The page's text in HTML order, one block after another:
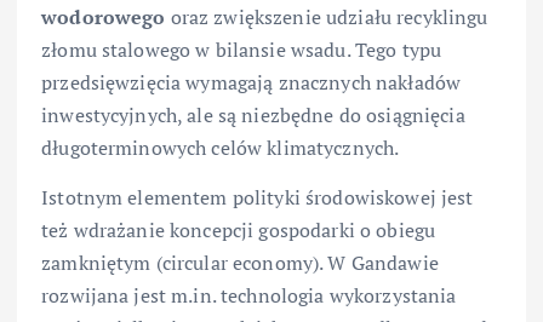
wodorowego oraz zwiększenie udziału recyklingu
złomu stalowego w bilansie wsadu. Tego typu
przedsięwzięcia wymagają znacznych nakładów
inwestycyjnych, ale są niezbędne do osiągnięcia
długoterminowych celów klimatycznych.
Istotnym elementem polityki środowiskowej jest
też wdrażanie koncepcji gospodarki o obiegu
zamkniętym (circular economy). W Gandawie
rozwijana jest m.in. technologia wykorzystania